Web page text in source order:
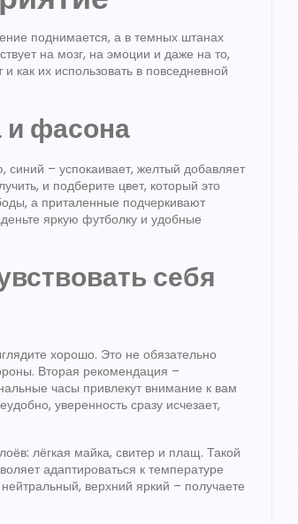
поднимается, а в темных штанах
на мозг, на эмоции и даже на то,
как их использовать в повседневной
и фасона
синий – успокаивает, желтый добавляет
и подберите цвет, который это
а приталенные подчеркивают
яркую футболку и удобные
себя
хорошо. Это не обязательно
Вторая рекомендация –
часы привлекут внимание к вам
уверенность сразу исчезает,
лёгкая майка, свитер и плащ. Такой
адаптироваться к температуре
верхний яркий – получаете